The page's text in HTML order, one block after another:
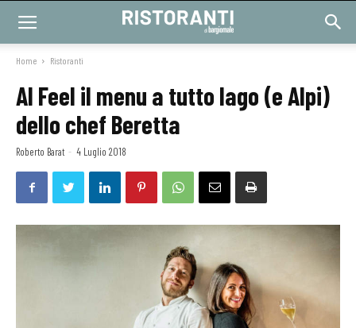
Home Ristoranti
Al Feel il menu a tutto lago (e Alpi)
dello chef Beretta
Roberto Barat - 4 Luglio 2018